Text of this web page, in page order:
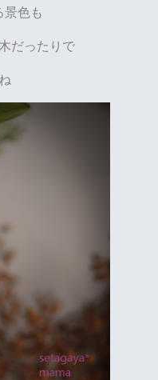
景色も
だったりで